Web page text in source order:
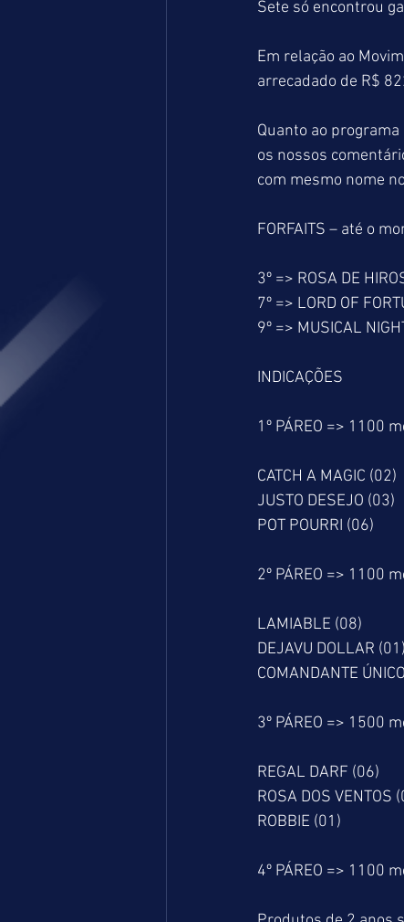
Sete só encontrou
Em relação ao
arrecadado de R$
Quanto ao
os nossos
com mesmo nome
FORFAITS – até o
3º => ROSA DE
7º => LORD OF
9º => MUSICAL
INDICAÇÕES
1º PÁREO => 1100
CATCH A MAGIC (02)
JUSTO DESEJO (03)
POT POURRI (06)
2º PÁREO => 1100
LAMIABLE (08)
DEJAVU DOLLAR (01)
COMANDANTE
3º PÁREO => 1500
REGAL DARF (06)
ROSA DOS VENTOS
ROBBIE (01)
4º PÁREO => 1100